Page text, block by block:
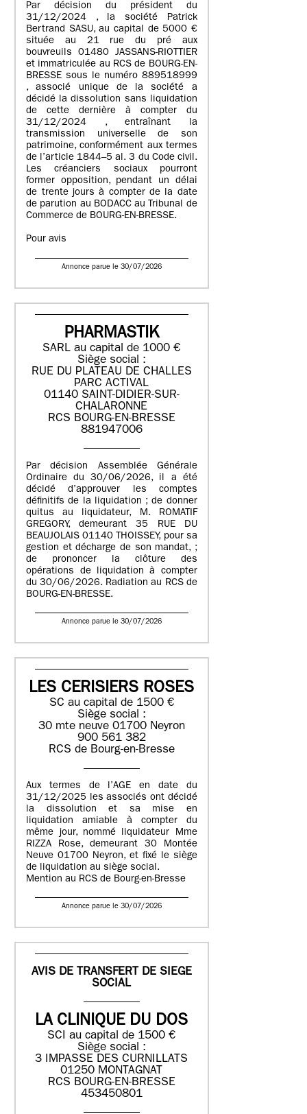
Par décision du président du
31/12/2024 , la société Patrick
Bertrand SASU, au capital de 5000 €
située au 21 rue du pré aux
bouvreuils 01480 JASSANS-RIOTTIER
et immatriculée au RCS de BOURG-EN-
BRESSE sous le numéro 889518999
, associé unique de la société a
décidé la dissolution sans liquidation
de cette dernière à compter du
31/12/2024 , entraînant la
transmission universelle de son
patrimoine, conformément aux termes
de l’article 1844–5 al. 3 du Code civil.
Les créanciers sociaux pourront
former opposition, pendant un délai
de trente jours à compter de la date
de parution au BODACC au Tribunal de
Commerce de BOURG-EN-BRESSE.
Pour avis
Annonce parue le 30/07/2026
PHARMASTIK
SARL au capital de 1000 €
Siège social :
RUE DU PLATEAU DE CHALLES
PARC ACTIVAL
01140 SAINT-DIDIER-SUR-
CHALARONNE
RCS BOURG-EN-BRESSE
881947006
Par décision Assemblée Générale
Ordinaire du 30/06/2026, il a été
décidé d’approuver les comptes
définitifs de la liquidation ; de donner
quitus au liquidateur, M. ROMATIF
GREGORY, demeurant 35 RUE DU
BEAUJOLAIS 01140 THOISSEY, pour sa
gestion et décharge de son mandat, ;
de prononcer la clôture des
opérations de liquidation à compter
du 30/06/2026. Radiation au RCS de
BOURG-EN-BRESSE.
Annonce parue le 30/07/2026
LES CERISIERS ROSES
SC au capital de 1500 €
Siège social :
30 mte neuve 01700 Neyron
900 561 382
RCS de Bourg-en-Bresse
Aux termes de l’AGE en date du
31/12/2025 les associés ont décidé
la dissolution et sa mise en
liquidation amiable à compter du
même jour, nommé liquidateur Mme
RIZZA Rose, demeurant 30 Montée
Neuve 01700 Neyron, et fixé le siège
de liquidation au siège social.
Mention au RCS de Bourg-en-Bresse
Annonce parue le 30/07/2026
AVIS DE TRANSFERT DE SIEGE
SOCIAL
LA CLINIQUE DU DOS
SCI au capital de 1500 €
Siège social :
3 IMPASSE DES CURNILLATS
01250 MONTAGNAT
RCS BOURG-EN-BRESSE
453450801